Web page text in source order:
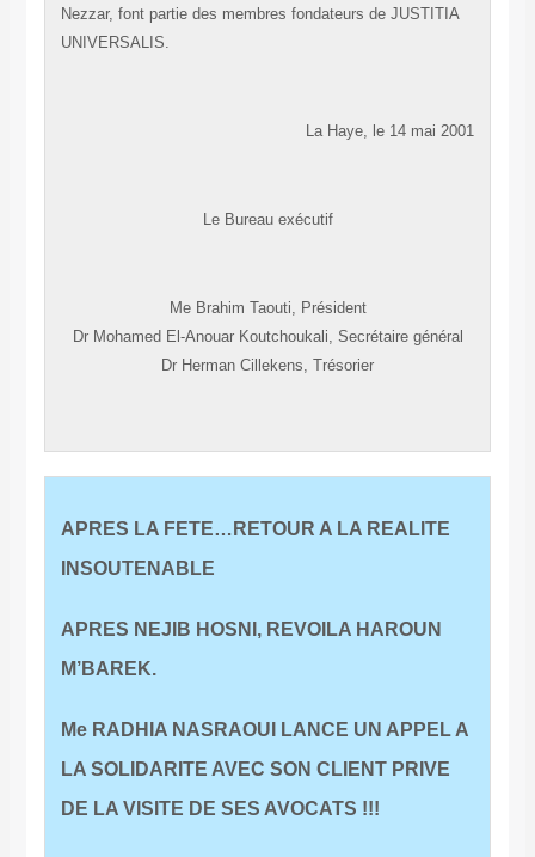
Nezzar, font partie des membres fondateurs de JUSTITIA
UNIVERSALIS.
La Haye, le 14 mai 2001
Le Bureau exécutif
Me Brahim Taouti, Président
Dr Mohamed El-Anouar Koutchoukali, Secrétaire général
Dr Herman Cillekens, Trésorier
APRES LA FETE…RETOUR A LA REALITE
INSOUTENABLE
APRES NEJIB HOSNI, REVOILA HAROUN
M’BAREK.
Me RADHIA NASRAOUI LANCE UN APPEL A
LA SOLIDARITE AVEC SON CLIENT PRIVE
DE LA VISITE DE SES AVOCATS !!!